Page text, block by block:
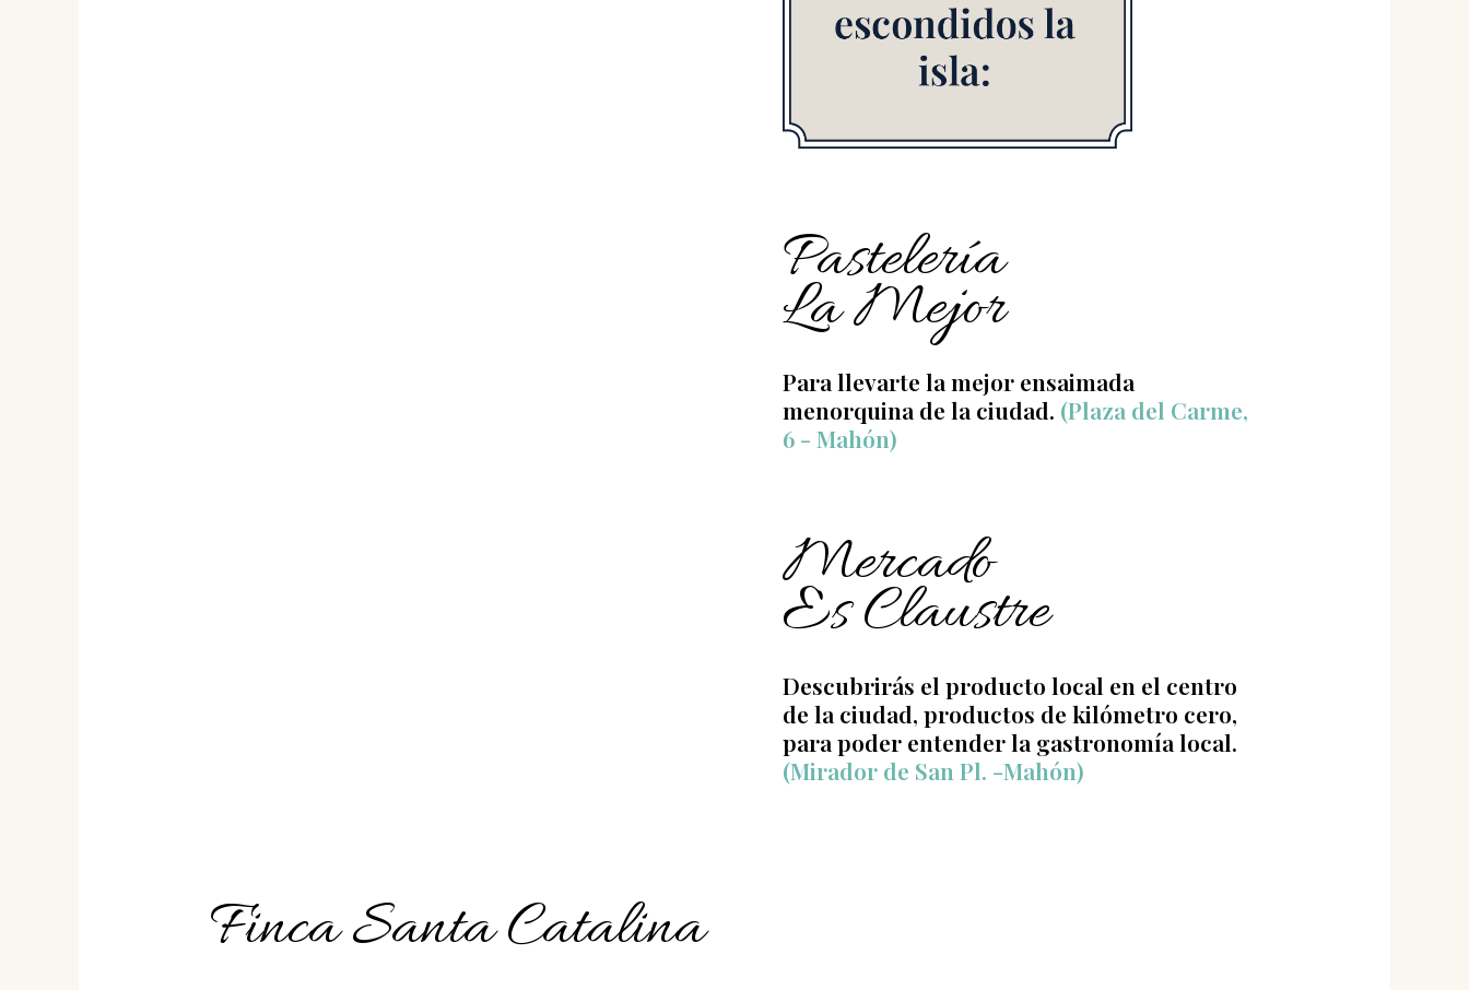
Pastelería
La Mejor
Para llevarte la mejor ensaimada
menorquina de la ciudad. (Plaza del Carme,
6 - Mahón)
Mercado
Es Claustre
Descubrirás el producto local en el centro
de la ciudad, productos de kilómetro cero,
para poder entender la gastronomía local.
(Mirador de San Pl. -Mahón)
Finca Santa Catalina